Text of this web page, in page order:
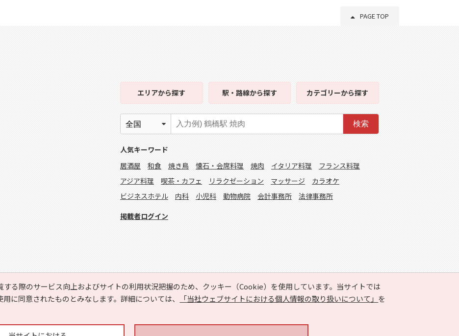
PAGE TOP
る際のサービス向上およびサイトの利用状況把握のため、クッキー（Cookie）を使用しています。当サイトでは
に同意されたものとみなします。詳細については、
「当社ウェブサイトにおける個人情報の取り扱いについて」 を
エリアから探す 駅・路線から探す カテゴリーから探す
検索
人気キーワード
居酒屋
和食 焼き鳥 懐石・会席料理 焼肉 イタリア料理
フランス料理
アジア料理
喫茶・カフェ リラクゼーション マッサージ
カラオケ
ビジネスホテル
内科 小児科 動物病院 会計事務所 法律事務所
掲載者ログイン
Copyright © HYOJITO.Co.,Ltd. All Rights Reserved.